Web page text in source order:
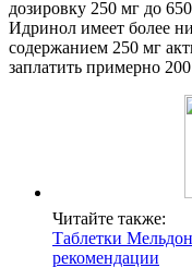
дозировку 250 мг до
Идринол имеет более
содержанием 250 мг
заплатить примерно
Читайте также:
Таблетки
рекомендации